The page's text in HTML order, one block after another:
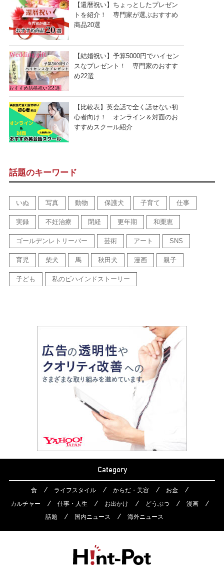
【還暦祝い】ちょっとしたプレゼン
トを紹介！ 専門家が選ぶおすすめ
商品20選
【結婚祝い】予算5000円でハイセン
スなプレゼント！ 専門家のおすす
め22選
【比較表】英会話で全く話せない初
心者向け！ オンライン＆対面のお
すすめスクール紹介
話題のキーワード
いぬ 写真 動物 保護犬 子育て 仕事
実録 不妊治療 閉経 更年期 和栗恵
ゴールデンレトリーバー 芸術 アート SNS
育児 柴犬 馬 秋田犬 漫画 親子
子ども 私のビハインドストーリー
Category
食 ライフスタイル からだ・美容
お金
カルチャー
仕事・人生 お出かけ どうぶつ
漫画
話題
国内ニュース 海外ニュース